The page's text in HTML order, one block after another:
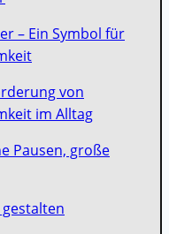
– Ein Symbol für
von
im Alltag
Pausen, große